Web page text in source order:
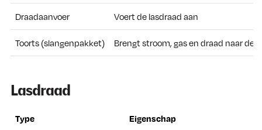
Draadaanvoer Voert de lasdraad aan
Toorts (slangenpakket) Brengt stroom, gas en draad naar de
Lasdraad
Type Eigenschap